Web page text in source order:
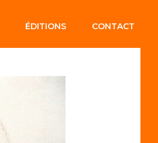
ÉDITIONS CONTACT